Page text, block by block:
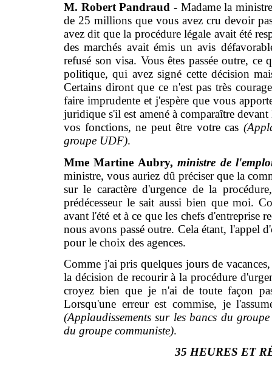
M. Robert Pandraud - Madame la
de 25 millions que vous avez cru devoir
avez dit que la procédure légale avait été
des marchés avait émis un avis
refusé son visa. Vous êtes passée outre,
politique, qui avez signé cette décision
Certains diront que ce n'est pas très
faire imprudente et j'espère que vous
juridique s'il est amené à comparaître
vos fonctions, ne peut être votre cas
groupe UDF).
Mme Martine Aubry,ministre de
ministre, vous auriez dû préciser que la
sur le caractère d'urgence de la
prédécesseur le sait aussi bien que moi.
avant l'été et à ce que les chefs d'entreprise
nous avons passé outre. Cela étant, l'appel
pour le choix des agences.
Comme j'ai pris quelques jours de
la décision de recourir à la procédure
croyez bien que je n'ai de toute façon
Lorsqu'une erreur est commise, je
(Applaudissements sur les bancs du
du groupe communiste).
35 HEURES ET